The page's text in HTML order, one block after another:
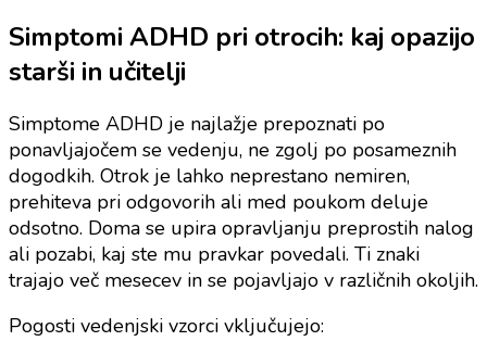
Simptomi ADHD pri otrocih: kaj opazijo
starši in učitelji
Simptome ADHD je najlažje prepoznati po
ponavljajočem se vedenju, ne zgolj po posameznih
dogodkih. Otrok je lahko neprestano nemiren,
prehiteva pri odgovorih ali med poukom deluje
odsotno. Doma se upira opravljanju preprostih nalog
ali pozabi, kaj ste mu pravkar povedali. Ti znaki
trajajo več mesecev in se pojavljajo v različnih okoljih.
Pogosti vedenjski vzorci vključujejo: